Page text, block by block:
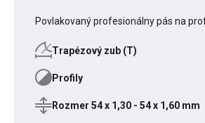
Povlakovaný profesionálny pás na
Trapézový zub (T)
Profily
Rozmer 54 x 1,30 - 54 x 1,60 mm